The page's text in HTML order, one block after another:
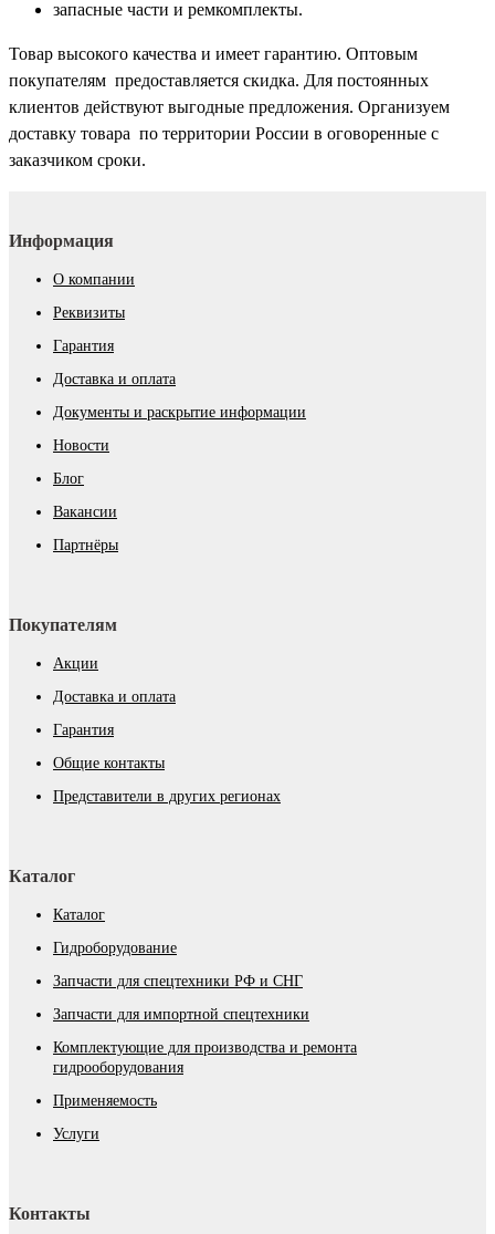
запасные части и ремкомплекты.
Товар высокого качества и имеет гарантию. Оптовым
покупателям предоставляется скидка. Для постоянных
клиентов действуют выгодные предложения. Организуем
доставку товара по территории России в оговоренные с
заказчиком сроки.
Информация
О компании
Реквизиты
Гарантия
Доставка и оплата
Документы и раскрытие информации
Новости
Блог
Вакансии
Партнёры
Покупателям
Акции
Доставка и оплата
Гарантия
Общие контакты
Представители в других регионах
Каталог
Каталог
Гидроборудование
Запчасти для спецтехники РФ и СНГ
Запчасти для импортной спецтехники
Комплектующие для производства и ремонта
гидрооборудования
Применяемость
Услуги
Контакты